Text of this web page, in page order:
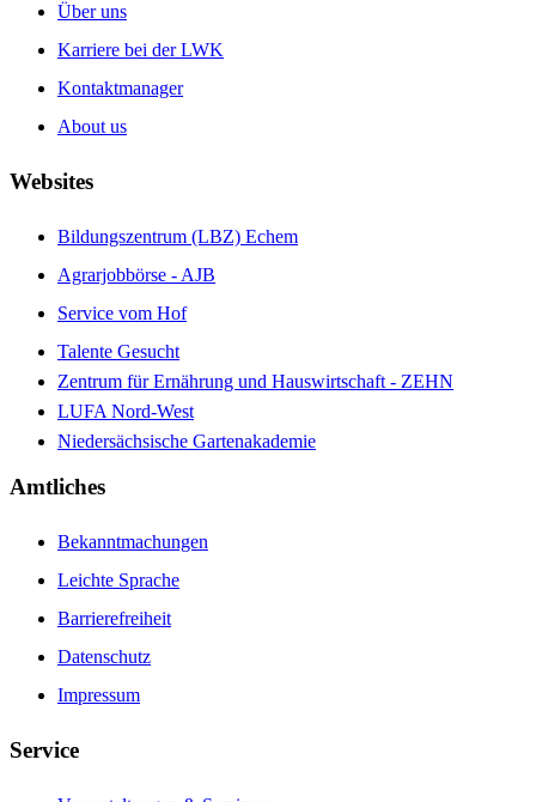
Über uns
Karriere bei der LWK
Kontaktmanager
About us
Websites
Bildungszentrum (LBZ) Echem
Agrarjobbörse - AJB
Service vom Hof
Talente Gesucht
Zentrum für Ernährung und Hauswirtschaft - ZEHN
LUFA Nord-West
Niedersächsische Gartenakademie
Amtliches
Bekanntmachungen
Leichte Sprache
Barrierefreiheit
Datenschutz
Impressum
Service